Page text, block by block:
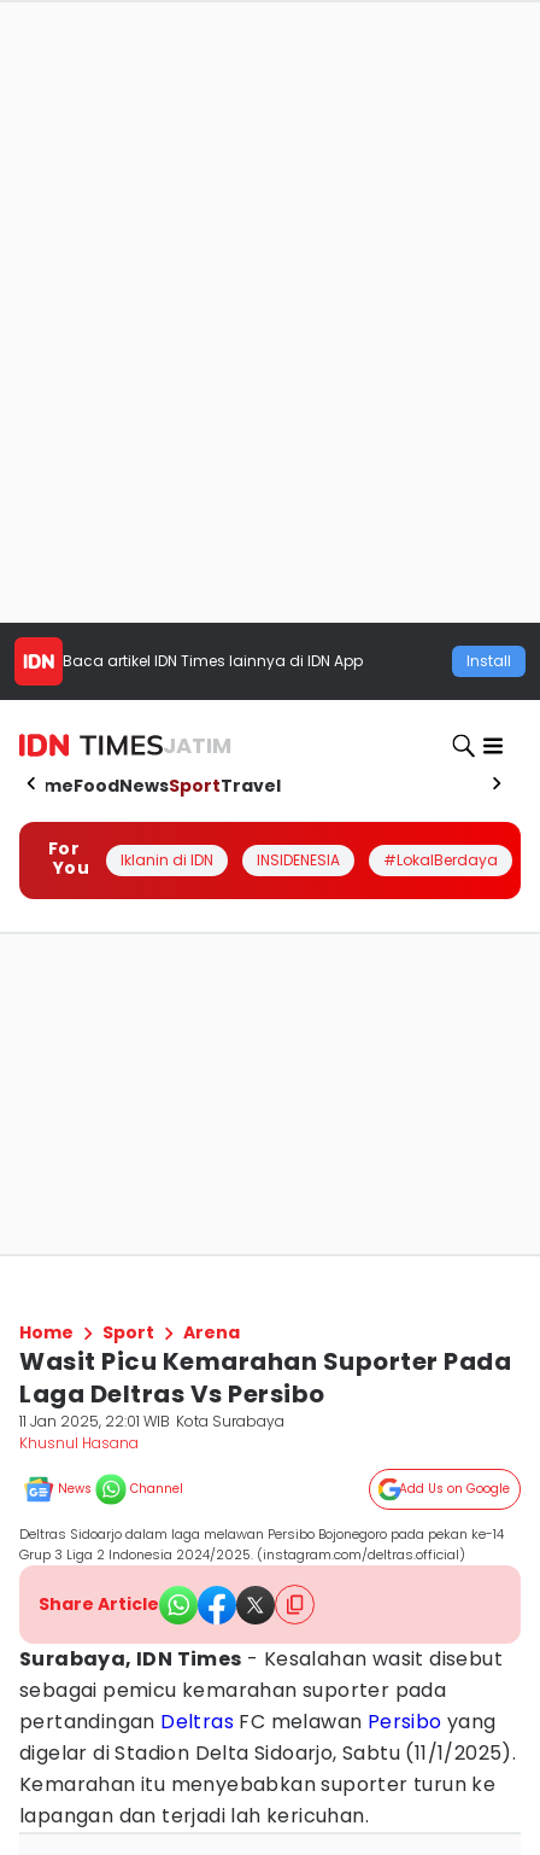
Baca artikel IDN Times lainnya di IDN App Install
JATIM
HomeFoodNewsSportTravel
For
You
Iklanin di IDN INSIDENESIA #LokalBerdaya
Home Sport Arena
Wasit Picu Kemarahan Suporter Pada
Laga Deltras Vs Persibo
11 Jan 2025, 22:01 WIB Kota Surabaya
Khusnul Hasana
News Channel Add Us on Google
Deltras Sidoarjo dalam laga melawan Persibo Bojonegoro pada pekan ke-14
Grup 3 Liga 2 Indonesia 2024/2025. (instagram.com/deltras.official)
Share Article
Surabaya, IDN Times - Kesalahan wasit disebut
sebagai pemicu kemarahan suporter pada
pertandingan Deltras FC melawan Persibo yang
digelar di Stadion Delta Sidoarjo, Sabtu (11/1/2025).
Kemarahan itu menyebabkan suporter turun ke
lapangan dan terjadi lah kericuhan.